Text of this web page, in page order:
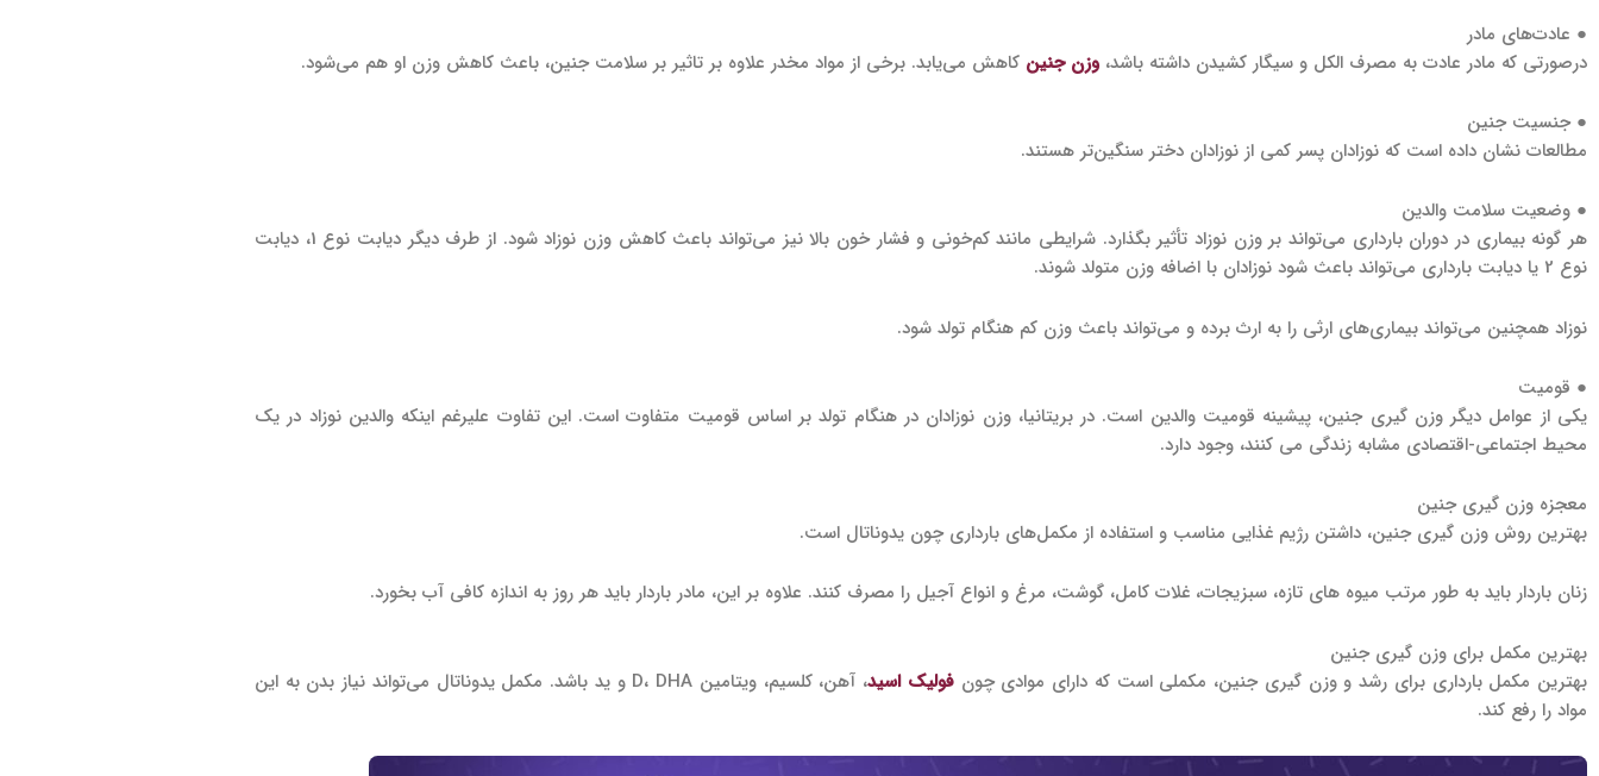
● عادت‌های مادر
درصورتی که مادر عادت به مصرف الکل و سیگار کشیدن داشته باشد، وزن جنین کاهش می‌یابد. برخی از مواد مخدر علاوه بر تاثیر بر سلامت جنین، باعث کاهش وزن او هم می‌شود.
● جنسیت جنین
مطالعات نشان داده است که نوزادان پسر کمی از نوزادان دختر سنگین‌تر هستند.
● وضعیت سلامت والدین
هر گونه بیماری در دوران بارداری می‌تواند بر وزن نوزاد تأثیر بگذارد. شرایطی مانند کم‌خونی و فشار خون بالا نیز می‌تواند باعث کاهش وزن نوزاد شود. از طرف دیگر دیابت نوع 1، دیابت
نوع 2 یا دیابت بارداری می‌تواند باعث شود نوزادان با اضافه وزن متولد شوند.
نوزاد همچنین می‌تواند بیماری‌های ارثی را به ارث برده و می‌تواند باعث وزن کم هنگام تولد شود.
● قومیت
یکی از عوامل دیگر وزن گیری جنین، پیشینه قومیت والدین است. در بریتانیا، وزن نوزادان در هنگام تولد بر اساس قومیت متفاوت است. این تفاوت علیرغم اینکه والدین نوزاد در یک
محیط اجتماعی-اقتصادی مشابه زندگی می کنند، وجود دارد.
معجزه وزن گیری جنین
بهترین روش وزن گیری جنین، داشتن رژیم غذایی مناسب و استفاده از مکمل‌های بارداری چون یدوناتال است.
زنان باردار باید به طور مرتب میوه های تازه، سبزیجات، غلات کامل، گوشت، مرغ و انواع آجیل را مصرف کنند. علاوه بر این، مادر باردار باید هر روز به اندازه کافی آب بخورد.
بهترین مکمل برای وزن گیری جنین
بهترین مکمل بارداری برای رشد و وزن گیری جنین، مکملی است که دارای موادی چونفولیک اسید
، آهن، کلسیم، ویتامین D، DHA و ید باشد. مکمل یدوناتال می‌تواند نیاز بدن به این
مواد را رفع کند.